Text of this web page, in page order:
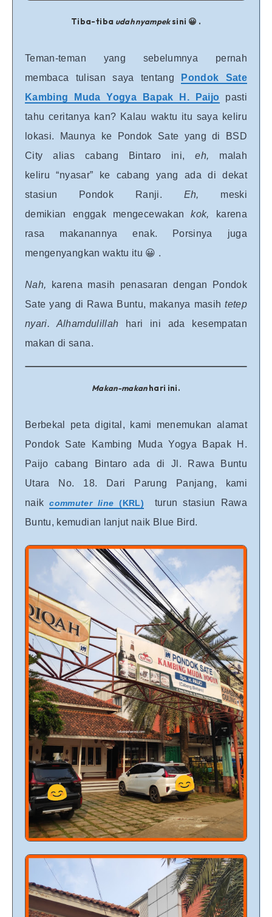
Tiba-tiba udah nyampeksini 😀 .
Teman-teman yang sebelumnya pernah
membaca tulisan saya tentang
Pondok Sate
Kambing Muda Yogya Bapak H. Paijo pasti
tahu ceritanya kan? Kalau waktu itu saya keliru
lokasi. Maunya ke Pondok Sate yang di BSD
City alias cabang Bintaro ini,eh, malah
keliru
“nyasar” ke cabang yang ada di dekat
stasiun Pondok Ranji. Eh, meski
demikian enggak mengecewakankok,
karena
rasa makanannya enak. Porsinya juga
mengenyangkan waktu itu 😀 .
Nah,
karena masih penasaran dengan Pondok
Sate yang di Rawa Buntu, makanya masihtetep
nyari. Alhamdulillah
hari ini ada kesempatan
makan di sana.
Makan-makanhari ini.
Berbekal peta digital, kami menemukan alamat
Pondok Sate Kambing Muda Yogya Bapak H.
Paijo cabang Bintaro ada di Jl. Rawa Buntu
Utara No. 18. Dari Parung Panjang, kami
naikcommuter line(KRL)
turun stasiun Rawa
Buntu, kemudian lanjut naik Blue Bird.